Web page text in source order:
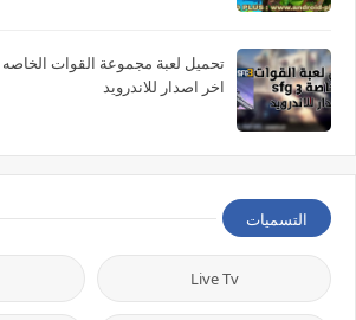
اخر اصدار للاندرويد
التسميات
Live Tv